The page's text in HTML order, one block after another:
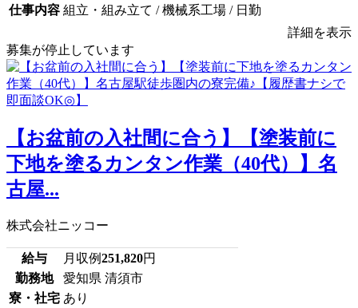
仕事内容 組立・組み立て / 機械系工場 / 日勤
詳細を表示
募集が停止しています
【お盆前の入社間に合う】【塗装前に
下地を塗るカンタン作業（40代）】名
古屋...
株式会社ニッコー
給与 月収例251,820円
勤務地
愛知県 清須市
寮・社宅 あり